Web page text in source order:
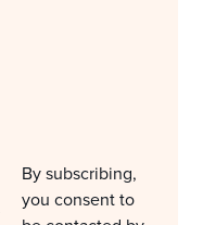
By subscribing,
you consent to